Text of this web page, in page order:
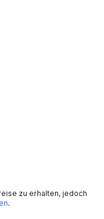
zu erhalten, jedoch
.